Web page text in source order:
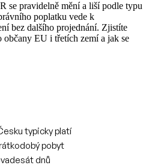
se pravidelně mění a liší podle typu
poplatku vede k
bez dalšího projednání. Zjistíte
EU i třetích zemí a jak se
typicky platí
pobyt
dnů